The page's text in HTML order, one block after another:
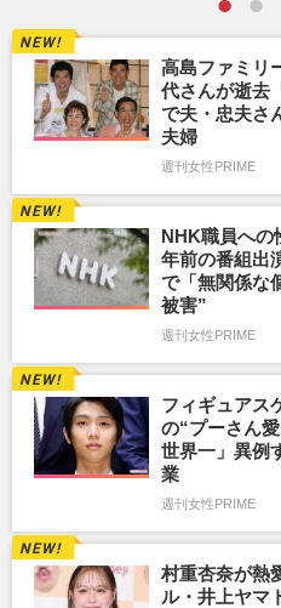
高島ファミリ
代さんが逝去
で夫・忠夫さ
夫婦
週刊女性PRIME
NHK職員への
年前の番組出
で「無関係な
被害”
週刊女性PRIME
フィギュアス
の“プーさん
世界一」異例
業
週刊女性PRIME
村重杏奈が熱
ル・井上ヤマ